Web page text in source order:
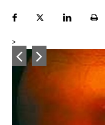
FacebookPlattformLinekdInSeite
>